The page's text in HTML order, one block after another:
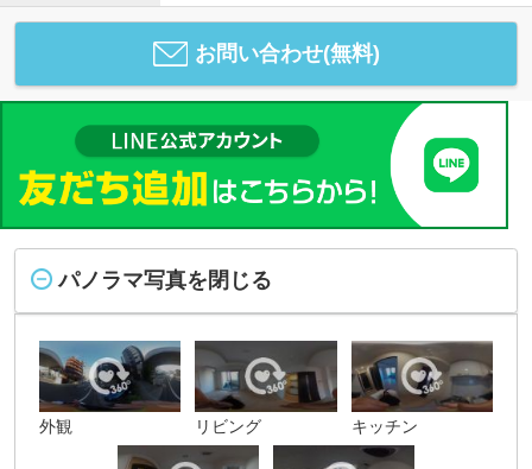
お問い合わせ(無料)
パノラマ写真を閉じる
外観 リビング キッチン